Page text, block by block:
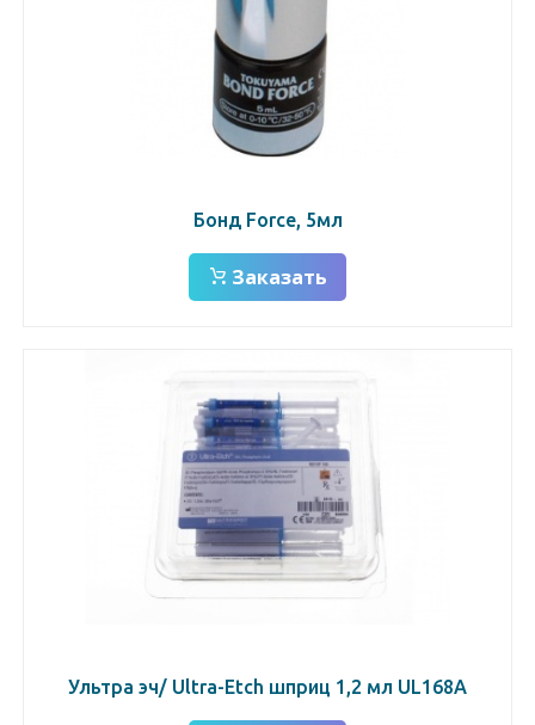
Бонд Force, 5мл
Заказать
Ультра эч/ Ultra-Etch шприц 1,2 мл UL168A